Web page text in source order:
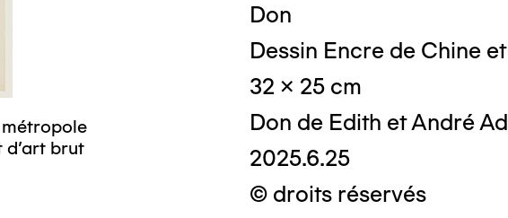
d’art brut
Don
Dessin Encre de Chine
32 x 25 cm
Don de Edith et André
2025.6.25
© droits réservés